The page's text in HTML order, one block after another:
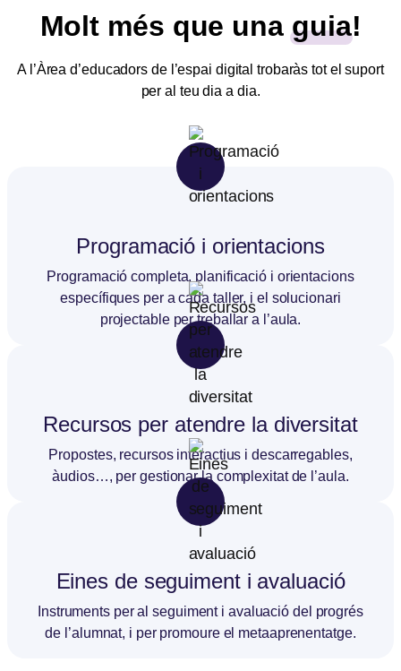
Molt més que unaguia!
A l’Àrea d’educadors de l’espai digital trobaràs tot el suport
per al teu dia a dia.
Programació i orientacions
Programació completa, planificació i orientacions
específiques per a cada taller, i el solucionari
projectable per treballar a l’aula.
Recursos per atendre la diversitat
Propostes, recursos interactius i descarregables,
àudios…, per gestionar la complexitat de l’aula.
Eines de seguiment i avaluació
Instruments per al seguiment i avaluació del progrés
de l’alumnat, i per promoure el metaaprenentatge.